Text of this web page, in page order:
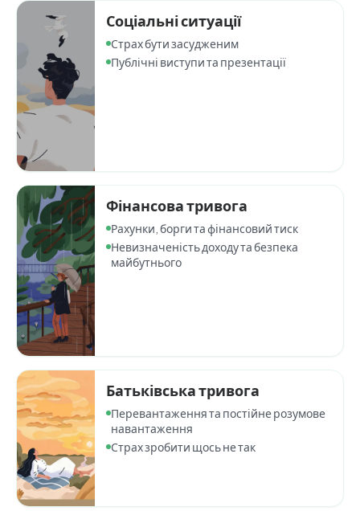
Соціальні ситуації
Страх бути засудженим
Публічні виступи та презентації
Фінансова тривога
Рахунки, борги та фінансовий тиск
Невизначеність доходу та безпека
майбутнього
Батьківська тривога
Перевантаження та постійне розумове
навантаження
Страх зробити щось не так